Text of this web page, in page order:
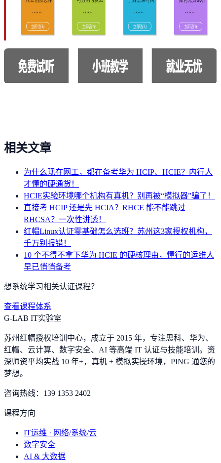
相关文章
为什么现在网工，都在备考华为 HCIP、HCIE？内行人
才懂的硬通货！
HCIE实验环境哪个机构有真机？别再被“模拟器”骗了！
直接考 HCIP 还是先 HCIA？RHCE 能不能跳过
RHCSA？一次性讲透！
红帽Linux认证零基础怎么选班？苏州这3家授权机构，
千万别报错！
10 个不得不拿下华为 HCIE 的硬核理由，懂行的运维人
早已悄悄备考
想系统学习相关认证课程？
查看课程体系
G-LAB IT实验室
苏州红帽授权培训中心，成立于 2015 年，专注思科、华为、
红帽、云计算、数字安全、AI 等高端 IT 认证与技能培训。资
深师资平均实战 10 年+，真机 + 模拟实操环境， PING 通您的
梦想。
咨询热线： 139 1353 2402
课程方向
IT运维 · 网络/系统/云
数字安全
AI & 大数据